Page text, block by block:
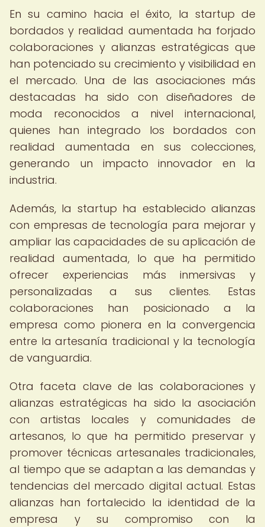
En su camino hacia el éxito, la startup de
bordados y realidad aumentada ha forjado
colaboraciones y alianzas estratégicas que
han potenciado su crecimiento y visibilidad en
el mercado. Una de las asociaciones más
destacadas ha sido con diseñadores de
moda reconocidos a nivel internacional,
quienes han integrado los bordados con
realidad aumentada en sus colecciones,
generando un impacto innovador en la
industria.
Además, la startup ha establecido alianzas
con empresas de tecnología para mejorar y
ampliar las capacidades de su aplicación de
realidad aumentada, lo que ha permitido
ofrecer experiencias más inmersivas y
personalizadas a sus clientes. Estas
colaboraciones han posicionado a la
empresa como pionera en la convergencia
entre la artesanía tradicional y la tecnología
de vanguardia.
Otra faceta clave de las colaboraciones y
alianzas estratégicas ha sido la asociación
con artistas locales y comunidades de
artesanos, lo que ha permitido preservar y
promover técnicas artesanales tradicionales,
al tiempo que se adaptan a las demandas y
tendencias del mercado digital actual. Estas
alianzas han fortalecido la identidad de la
empresa y su compromiso con la